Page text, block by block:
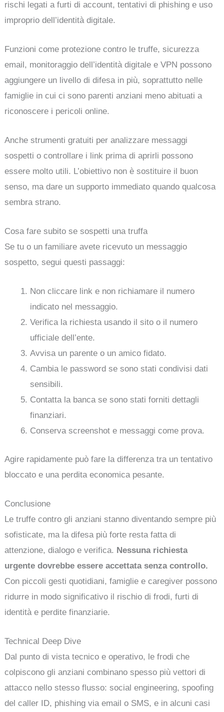
rischi legati a furti di account, tentativi di phishing e uso
improprio dell’identità digitale.
Funzioni come protezione contro le truffe, sicurezza
email, monitoraggio dell’identità digitale e VPN possono
aggiungere un livello di difesa in più, soprattutto nelle
famiglie in cui ci sono parenti anziani meno abituati a
riconoscere i pericoli online.
Anche strumenti gratuiti per analizzare messaggi
sospetti o controllare i link prima di aprirli possono
essere molto utili. L’obiettivo non è sostituire il buon
senso, ma dare un supporto immediato quando qualcosa
sembra strano.
Cosa fare subito se sospetti una truffa
Se tu o un familiare avete ricevuto un messaggio
sospetto, segui questi passaggi:
Non cliccare link e non richiamare il numero
indicato nel messaggio.
Verifica la richiesta usando il sito o il numero
ufficiale dell’ente.
Avvisa un parente o un amico fidato.
Cambia le password se sono stati condivisi dati
sensibili.
Contatta la banca se sono stati forniti dettagli
finanziari.
Conserva screenshot e messaggi come prova.
Agire rapidamente può fare la differenza tra un tentativo
bloccato e una perdita economica pesante.
Conclusione
Le truffe contro gli anziani stanno diventando sempre più
sofisticate, ma la difesa più forte resta fatta di
attenzione, dialogo e verifica. Nessuna richiesta
urgente dovrebbe essere accettata senza controllo.
Con piccoli gesti quotidiani, famiglie e caregiver possono
ridurre in modo significativo il rischio di frodi, furti di
identità e perdite finanziarie.
Technical Deep Dive
Dal punto di vista tecnico e operativo, le frodi che
colpiscono gli anziani combinano spesso più vettori di
attacco nello stesso flusso: social engineering, spoofing
del caller ID, phishing via email o SMS, e in alcuni casi